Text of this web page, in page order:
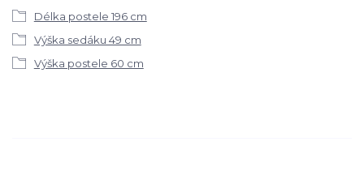
Délka postele 196 cm
Výška sedáku 49 cm
Výška postele 60 cm